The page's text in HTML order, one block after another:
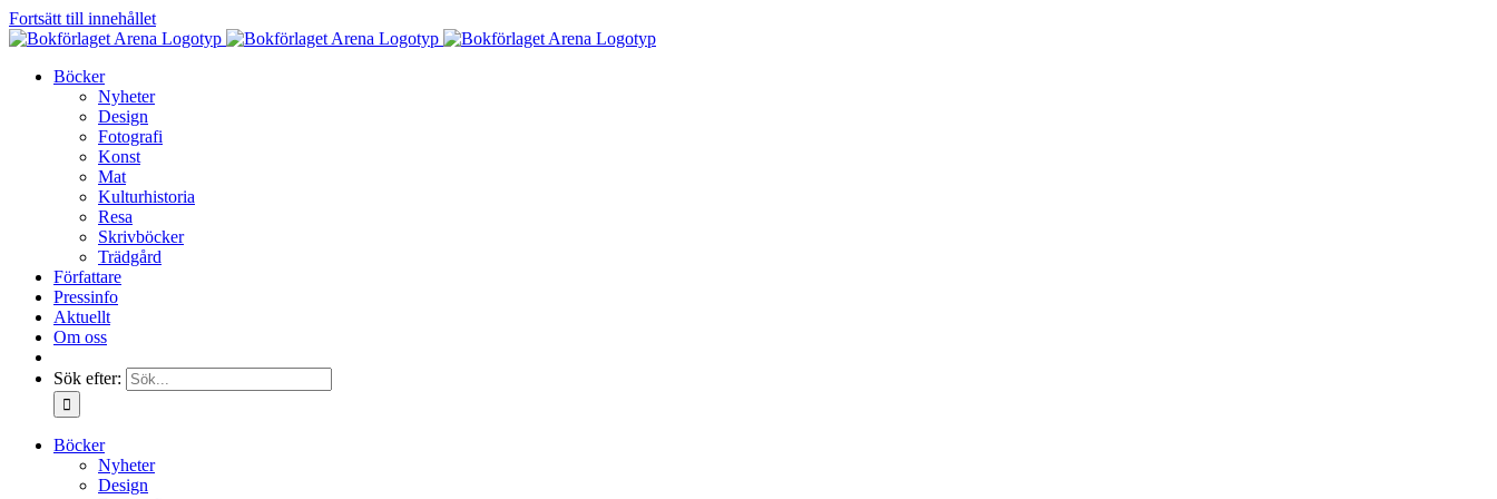
Fortsätt till innehållet
Böcker
Nyheter
Design
Fotografi
Konst
Mat
Kulturhistoria
Resa
Skrivböcker
Trädgård
Författare
Pressinfo
Aktuellt
Om oss
Sök efter:
Böcker
Nyheter
Design